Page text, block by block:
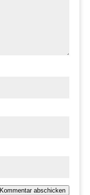
Kommentar abschicken